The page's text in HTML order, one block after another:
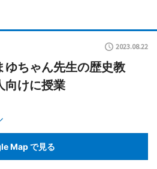
2023.08.22
ゆちゃん先生の歴史教
けに授業
Map で見る